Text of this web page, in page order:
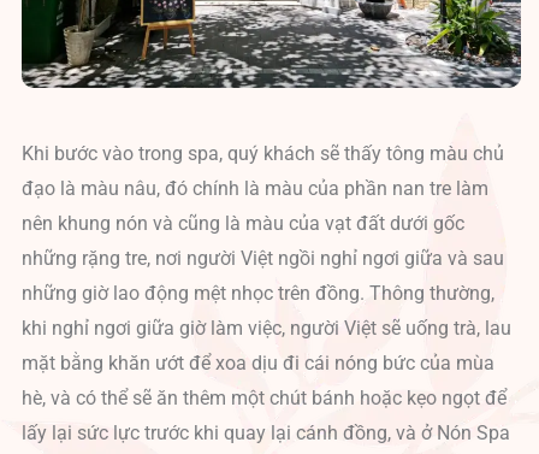
Khi bước vào trong spa, quý khách sẽ thấy tông màu chủ
đạo là màu nâu, đó chính là màu của phần nan tre làm
nên khung nón và cũng là màu của vạt đất dưới gốc
những rặng tre, nơi người Việt ngồi nghỉ ngơi giữa và sau
những giờ lao động mệt nhọc trên đồng. Thông thường,
khi nghỉ ngơi giữa giờ làm việc, người Việt sẽ uống trà, lau
mặt bằng khăn ướt để xoa dịu đi cái nóng bức của mùa
hè, và có thể sẽ ăn thêm một chút bánh hoặc kẹo ngọt để
lấy lại sức lực trước khi quay lại cánh đồng, và ở Nón Spa